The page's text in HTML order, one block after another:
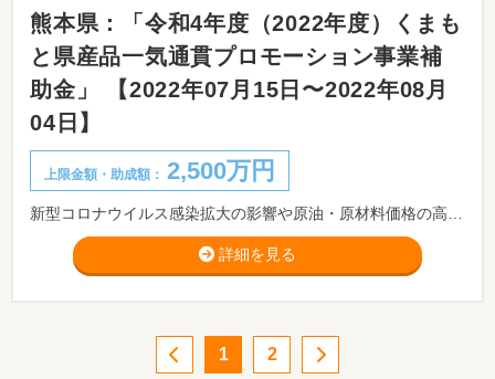
熊本県：「令和4年度（2022年度）くまも
と県産品一気通貫プロモーション事業補
助金」 【2022年07月15日〜2022年08月
04日】
上限金額・助成額： 2,500万円
詳細を見る
1 2